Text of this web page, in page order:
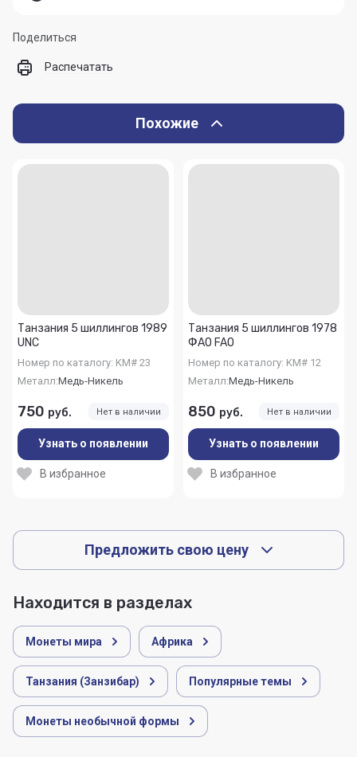
Поделиться
Распечатать
Похожие
Танзания 5 шиллингов 1989
UNC
Номер по каталогу: KM# 23
Металл:Медь-Никель
Нет в наличии
750 руб.
Узнать о появлении
В избранное
Танзания 5 шиллингов 1978
ФАО FAO
Номер по каталогу: KM# 12
Металл:Медь-Никель
Нет в наличии
850 руб.
Узнать о появлении
В избранное
Предложить свою цену
Находится в разделах
Монеты мира Африка
Танзания (Занзибар) Популярные темы
Монеты необычной формы